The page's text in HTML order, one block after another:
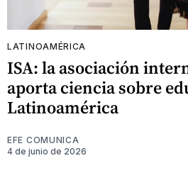
LATINOAMÉRICA
ISA: la asociación
aporta ciencia sobre
Latinoamérica
EFE COMUNICA
4 de junio de 2026